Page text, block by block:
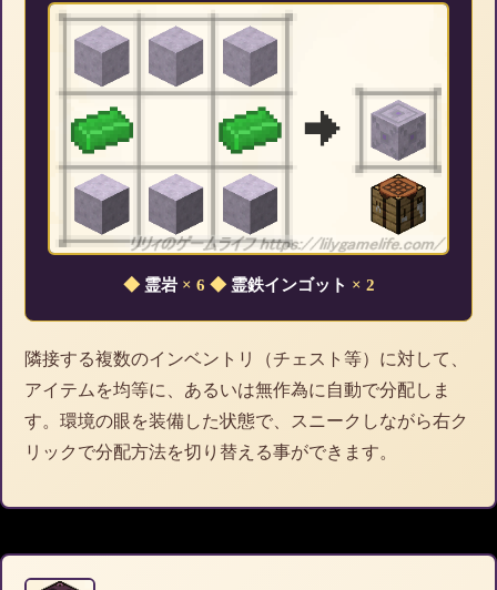
◆霊岩 × 6 ◆霊鉄インゴット × 2
隣接する複数のインベントリ（チェスト等）に対して、
アイテムを均等に、あるいは無作為に自動で分配しま
す。環境の眼を装備した状態で、スニークしながら右ク
リックで分配方法を切り替える事ができます。